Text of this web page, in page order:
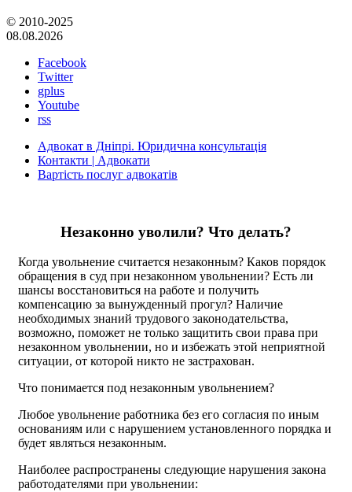
© 2010-2025
08.08.2026
Facebook
Twitter
gplus
Youtube
rss
Адвокат в Дніпрі. Юридична консультація
Контакти | Адвокати
Вартість послуг адвокатів
Незаконно уволили? Что делать?
Когда увольнение считается незаконным? Каков порядок
обращения в суд при незаконном увольнении? Есть ли
шансы восстановиться на работе и получить
компенсацию за вынужденный прогул? Наличие
необходимых знаний трудового законодательства,
возможно, поможет не только защитить свои права при
незаконном увольнении, но и избежать этой неприятной
ситуации, от которой никто не застрахован.
Что понимается под незаконным увольнением?
Любое увольнение работника без его согласия по иным
основаниям или с нарушением установленного порядка и
будет являться незаконным.
Наиболее распространены следующие нарушения закона
работодателями при увольнении: